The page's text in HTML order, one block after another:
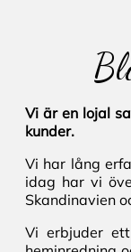
Vi är en lojal
kunder.
Vi har lång
idag har vi
Skandinavien
Vi erbjuder